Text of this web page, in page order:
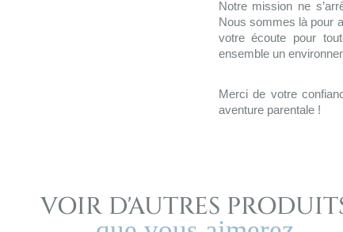
Notre mission ne
Nous sommes là pour
votre écoute pour
ensemble un
Merci de votre
aventure parentale !
VOIR D'AUTRES